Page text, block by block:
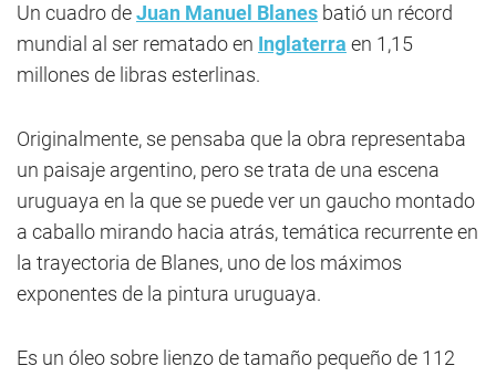
Un cuadro deJuan Manuel Blanes batió un récord
mundial al ser rematado en Inglaterra en 1,15
millones de libras esterlinas.
Originalmente, se pensaba que la obra representaba
un paisaje argentino, pero se trata de una escena
uruguaya en la que se puede ver un gaucho montado
a caballo mirando hacia atrás, temática recurrente en
la trayectoria de Blanes, uno de los máximos
exponentes de la pintura uruguaya.
Es un óleo sobre lienzo de tamaño pequeño de 112